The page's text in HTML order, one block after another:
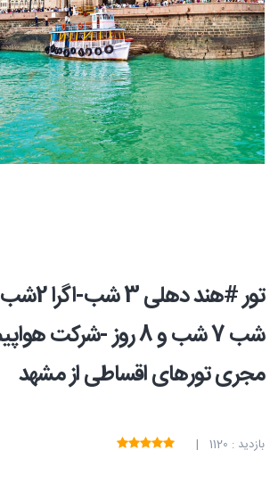
شب 7 شب و 8 روز -شرکت
مجری تورهای اقساطی از مشهد
بازدید : 1120 |